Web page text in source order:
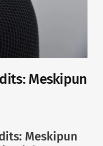
Meskipun
Meskipun